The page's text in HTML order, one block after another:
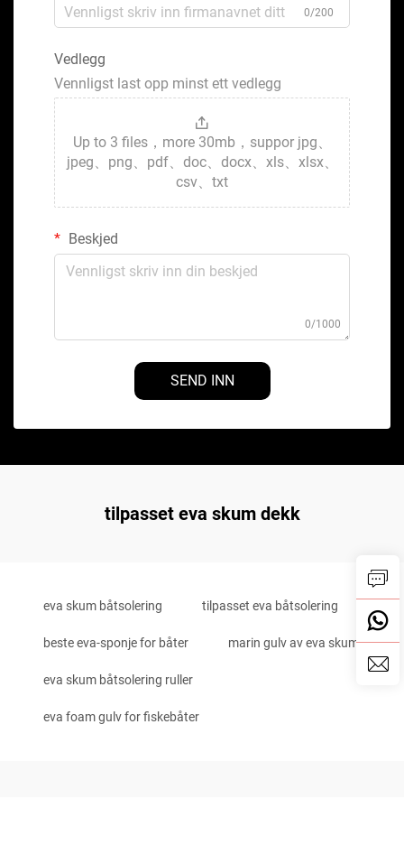
0/200
Vedlegg
Vennligst last opp minst ett vedlegg
Up to 3 files，more 30mb，suppor jpg、
jpeg、png、pdf、doc、docx、xls、xlsx、
csv、txt
Beskjed
0/1000
SEND INN
tilpasset eva skum dekk
eva skum båtsolering tilpasset eva båtsolering
beste eva-sponje for båter marin gulv av eva skum
eva skum båtsolering ruller
eva foam gulv for fiskebåter